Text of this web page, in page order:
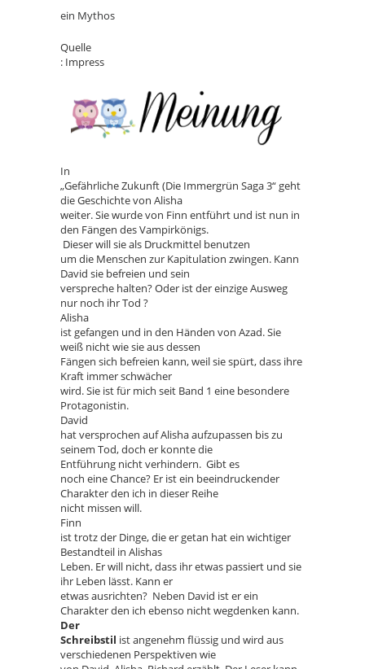
ein Mythos
Quelle
: Impress
In
„Gefährliche Zukunft (Die Immergrün Saga 3“ geht
die Geschichte von Alisha
weiter. Sie wurde von Finn entführt und ist nun in
den Fängen des Vampirkönigs.
Dieser will sie als Druckmittel benutzen
um die Menschen zur Kapitulation zwingen. Kann
David sie befreien und sein
verspreche halten? Oder ist der einzige Ausweg
nur noch ihr Tod ?
Alisha
ist gefangen und in den Händen von Azad. Sie
weiß nicht wie sie aus dessen
Fängen sich befreien kann, weil sie spürt, dass ihre
Kraft immer schwächer
wird. Sie ist für mich seit Band 1 eine besondere
Protagonistin.
David
hat versprochen auf Alisha aufzupassen bis zu
seinem Tod, doch er konnte die
Entführung nicht verhindern. Gibt es
noch eine Chance? Er ist ein beeindruckender
Charakter den ich in dieser Reihe
nicht missen will.
Finn
ist trotz der Dinge, die er getan hat ein wichtiger
Bestandteil in Alishas
Leben. Er will nicht, dass ihr etwas passiert und sie
ihr Leben lässt. Kann er
etwas ausrichten? Neben David ist er ein
Charakter den ich ebenso nicht wegdenken kann.
Der
Schreibstil ist angenehm flüssig und wird aus
verschiedenen Perspektiven wie